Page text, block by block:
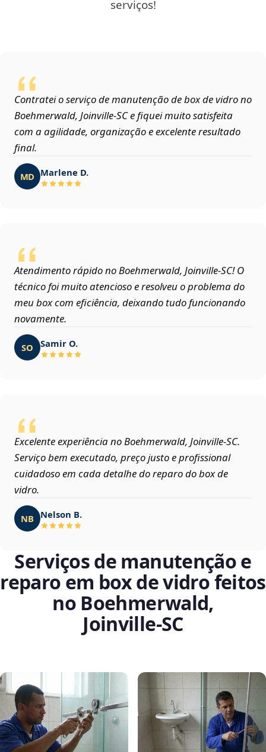
serviços!
Contratei o serviço de manutenção de box de vidro no
Boehmerwald, Joinville‑SC e fiquei muito satisfeita
com a agilidade, organização e excelente resultado
final.
MD Marlene D.
Atendimento rápido no Boehmerwald, Joinville‑SC! O
técnico foi muito atencioso e resolveu o problema do
meu box com eficiência, deixando tudo funcionando
novamente.
SO Samir O.
Excelente experiência no Boehmerwald, Joinville‑SC.
Serviço bem executado, preço justo e profissional
cuidadoso em cada detalhe do reparo do box de
vidro.
NB Nelson B.
Serviços de manutenção e
reparo em box de vidro feitos
no Boehmerwald,
Joinville‑SC